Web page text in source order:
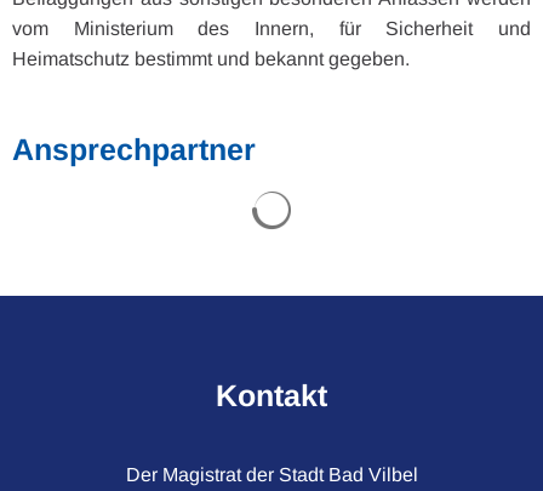
vom Ministerium des Innern, für Sicherheit und
Heimatschutz bestimmt und bekannt gegeben.
Ansprechpartner
Kontakt
Der Magistrat der Stadt Bad Vilbel